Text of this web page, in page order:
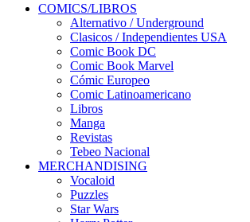
COMICS/LIBROS
Alternativo / Underground
Clasicos / Independientes USA
Comic Book DC
Comic Book Marvel
Cómic Europeo
Comic Latinoamericano
Libros
Manga
Revistas
Tebeo Nacional
MERCHANDISING
Vocaloid
Puzzles
Star Wars